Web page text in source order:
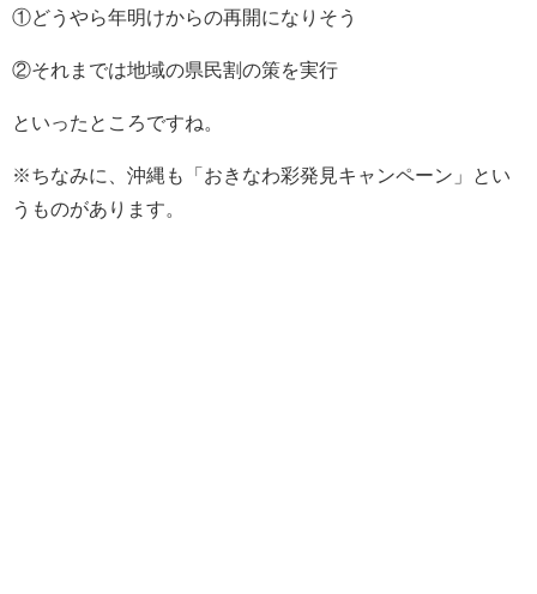
①どうやら年明けからの再開になりそう
②それまでは地域の県民割の策を実行
といったところですね。
※ちなみに、沖縄も「おきなわ彩発見キャンペーン」とい
うものがあります。